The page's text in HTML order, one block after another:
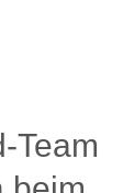
Team